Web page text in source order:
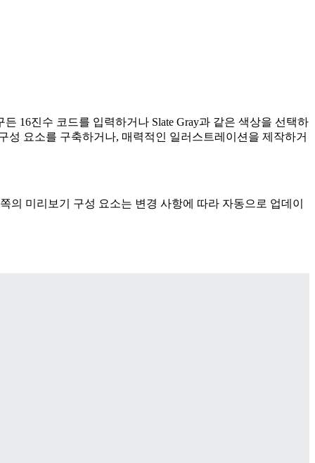
16진수 코드를 입력하거나 Slate Gray과 같은 색상을 선택하
요소를 구축하거나, 매력적인 일러스트레이션을 제작하거
미리보기 구성 요소는 변경 사항에 따라 자동으로 업데이